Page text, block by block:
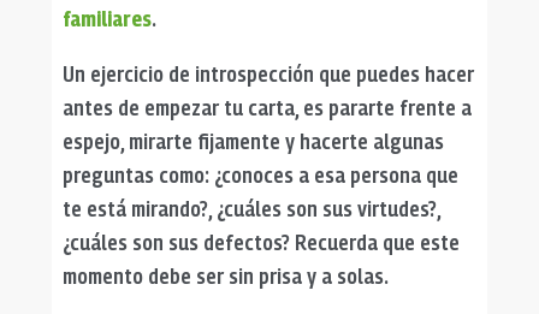
familiares.
Un ejercicio de introspección que puedes hacer
antes de empezar tu carta, es pararte frente a
espejo, mirarte fijamente y hacerte algunas
preguntas como: ¿conoces a esa persona que
te está mirando?, ¿cuáles son sus virtudes?,
¿cuáles son sus defectos? Recuerda que este
momento debe ser sin prisa y a solas.